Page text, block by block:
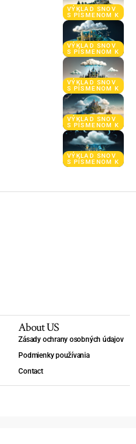
VÝKLAD SNOV
S PÍSMENOM K
VÝKLAD SNOV
S PÍSMENOM K
VÝKLAD SNOV
S PÍSMENOM K
VÝKLAD SNOV
S PÍSMENOM K
VÝKLAD SNOV
S PÍSMENOM K
About US
Zásady ochrany osobných údajov
Podmienky používania
Contact